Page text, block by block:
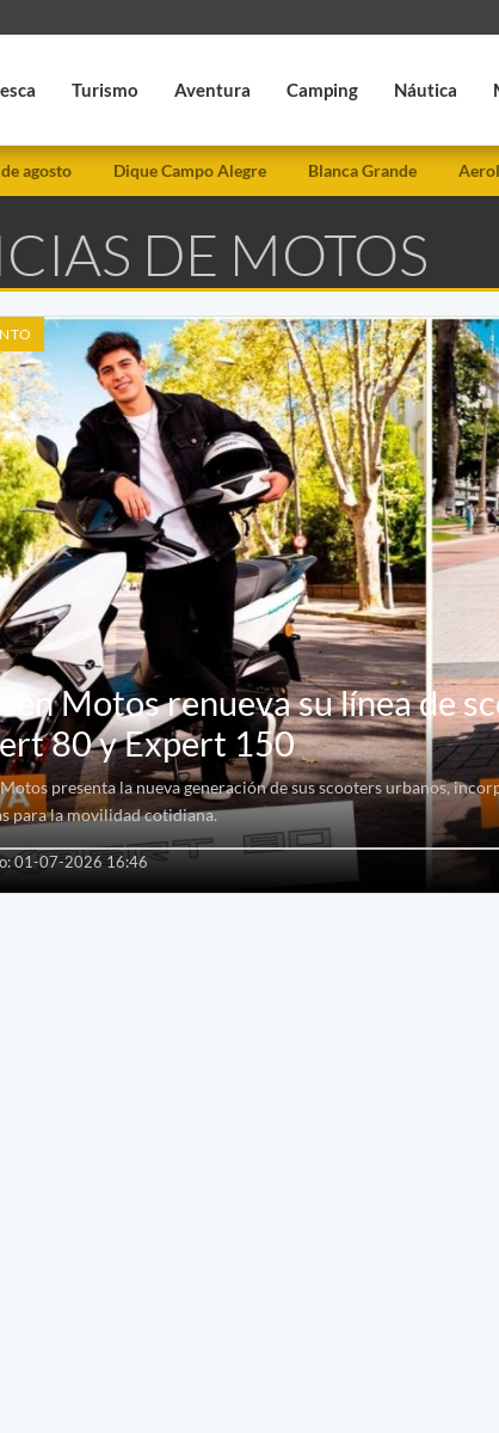
Turismo Aventura Camping Náutica
agosto Dique Campo Alegre Blanca Grande
DE MOTOS
Motos renueva su línea de
80 y Expert 150
presenta la nueva generación de sus scooters urbanos,
para la movilidad cotidiana.
01-07-2026 16:46